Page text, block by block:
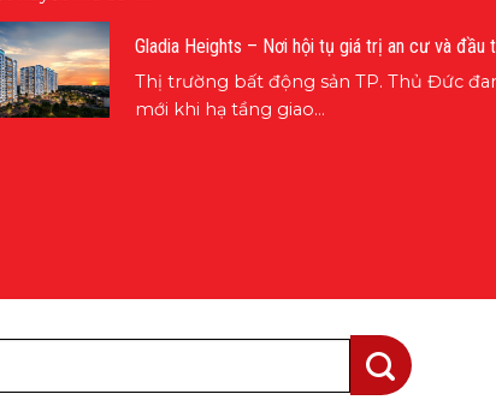
Gladia Heights – Nơi hội tụ giá trị an cư và đầu
Thị trường bất động sản TP. Thủ Đức
mới khi hạ tầng giao...